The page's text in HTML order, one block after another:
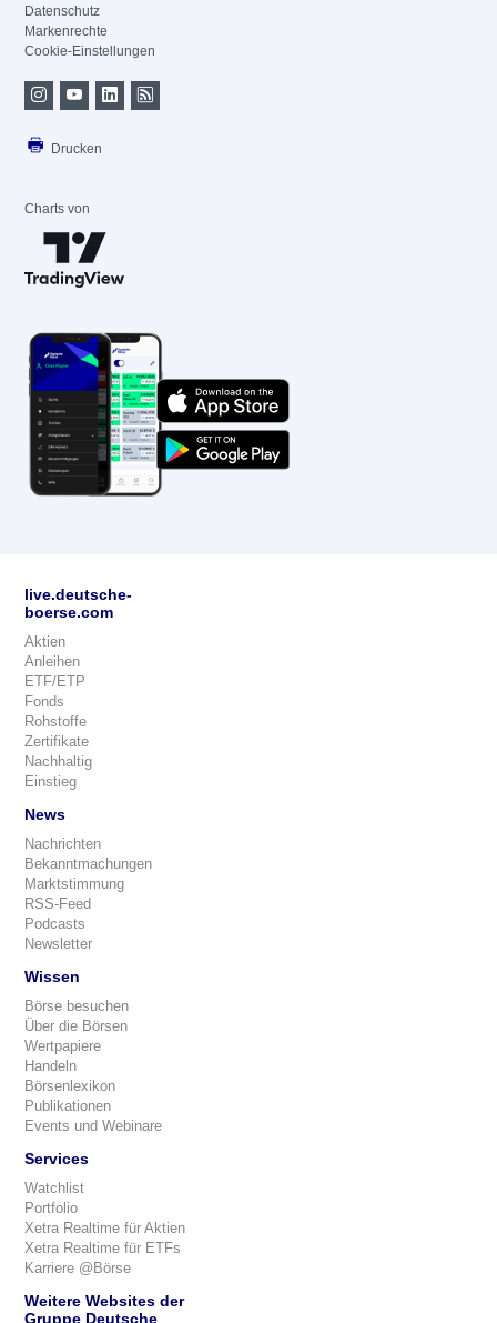
Datenschutz
Markenrechte
Cookie-Einstellungen
Drucken
Charts von
live.deutsche-
boerse.com
Aktien
Anleihen
ETF/ETP
Fonds
Rohstoffe
Zertifikate
Nachhaltig
Einstieg
News
Nachrichten
Bekanntmachungen
Marktstimmung
RSS-Feed
Podcasts
Newsletter
Wissen
Börse besuchen
Über die Börsen
Wertpapiere
Handeln
Börsenlexikon
Publikationen
Events und Webinare
Services
Watchlist
Portfolio
Xetra Realtime für Aktien
Xetra Realtime für ETFs
Karriere @Börse
Weitere Websites der
Gruppe Deutsche